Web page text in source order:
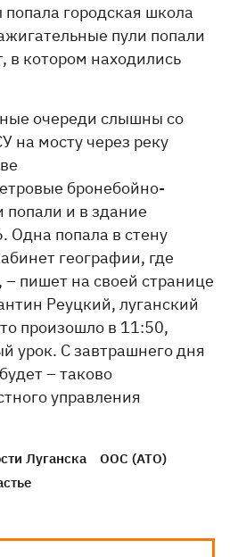
попала городская школа
пули попали
в котором находились
очереди слышны со
на мосту через реку
бронебойно-
попали и в здание
попала в стену
географии, где
пишет на своей странице
Реуцкий, луганский
произошло в 11:50,
урок. С завтрашнего дня
– таково
управления
Луганска
ООС (АТО)